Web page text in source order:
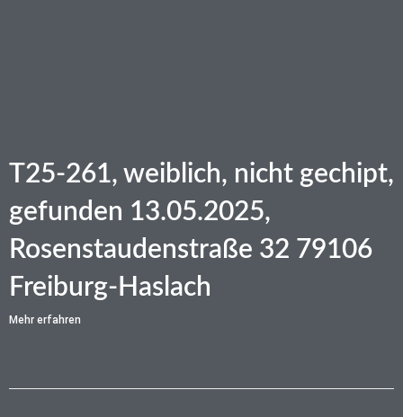
T25-261, weiblich, nicht gechipt,
gefunden 13.05.2025,
Rosenstaudenstraße 32 79106
Freiburg-Haslach
Mehr erfahren